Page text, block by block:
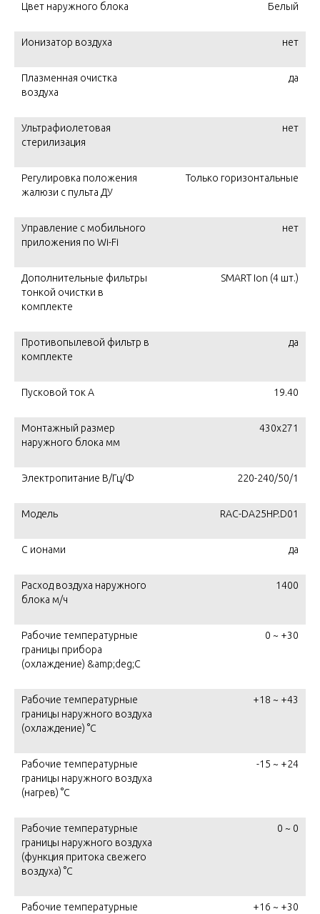
Цвет наружного блока Белый
Ионизатор воздуха нет
Плазменная очистка
воздуха
да
Ультрафиолетовая
стерилизация
нет
Регулировка положения
жалюзи с пульта ДУ
Только горизонтальные
Управление c мобильного
приложения по Wi-Fi
нет
Дополнительные фильтры
тонкой очистки в
комплекте
SMART Ion (4 шт.)
Противопылевой фильтр в
комплекте
да
Пусковой ток А 19.40
Монтажный размер
наружного блока мм
430х271
Электропитание В/Гц/Ф 220-240/50/1
Модель RAC-DA25HP.D01
С ионами да
Расход воздуха наружного
блока м/ч
1400
Рабочие температурные
границы прибора
(охлаждение) &amp;deg;C
0 ~ +30
Рабочие температурные
границы наружного воздуха
(охлаждение) °C
+18 ~ +43
Рабочие температурные
границы наружного воздуха
(нагрев) °C
-15 ~ +24
Рабочие температурные
границы наружного воздуха
(функция притока свежего
воздуха) °C
0 ~ 0
Рабочие температурные +16 ~ +30